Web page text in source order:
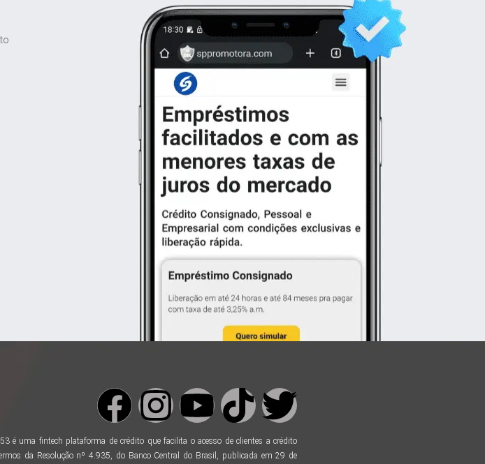
é uma fintech plataforma de crédito que facilita o acesso de clientes a crédito
da Resolução nº 4.935, do Banco Central do Brasil, publicada em 29 de